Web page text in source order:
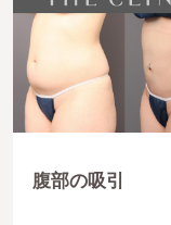
腹部の吸引